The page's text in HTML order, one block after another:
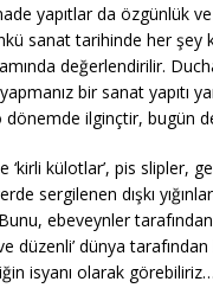
yapıtlar da özgünlük ve
sanat tarihinde her şey
değerlendirilir.
bir sanat yapıtı
ilginçtir, bugün
‘kirli külotlar’, pis slipler,
sergilenen dışkı
ebeveynler
düzenli’ dünya
isyanı olarak